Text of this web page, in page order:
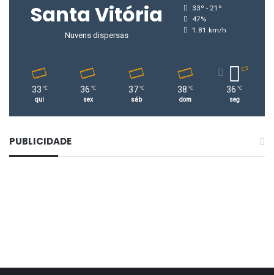
Santa Vitória
Nuvens dispersas
33º - 21º
47%
1.81 km/h
33 ℃
qui
36 ℃
sex
37 ℃
sáb
38 ℃
dom
36 ℃
seg
PUBLICIDADE